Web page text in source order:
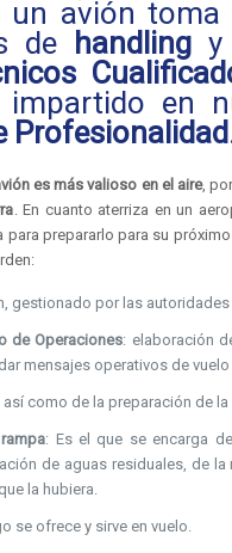
un avión
de
handlingy
en
Profesionalidad
es más valioso en el aire,
. En cuanto aterriza en un
prepararlo para su
gestionado por las
de Operaciones: elaboración
mensajes operativos de
así como de la preparación de
: Es el que se encarga
de aguas residuales, de
la hubiera.
se ofrece y sirve en vuelo.